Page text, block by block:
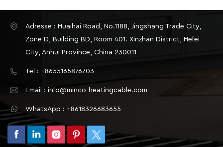
Adresse : Huaihai Road, No.1188, Jingshang Trade City,
Zone D, Building BD, Room 401. Xinzhan District, Hefei
City, Anhui Province, China 230011
Tel : +8655165876703
Email : info@minco-heatingcable.com
WhatsApp : +8618326683655